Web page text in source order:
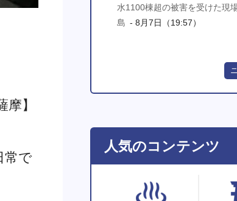
】
常で
水1100棟超の被害を受けた現
島 - 8月7日（19:57）
人気のコンテンツ